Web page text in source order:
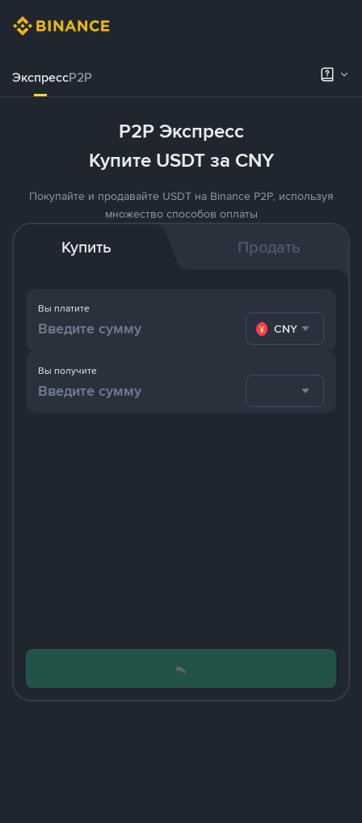
ЭкспрессP2P
P2P Экспресс
Купите USDT за CNY
Покупайте и продавайте USDT на Binance P2P, используя
множество способов оплаты
Купить Продать
Вы платите
CNY
Вы получите